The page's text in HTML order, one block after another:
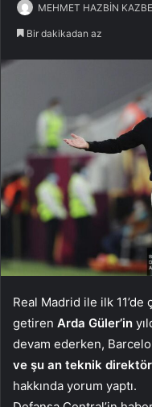
MEHMET HAZBİN
Bir dakikadan az
Real Madrid ile ilk 11’de
getiren Arda Güler’in
devam ederken,
ve şu an teknik
hakkında yorum yaptı.